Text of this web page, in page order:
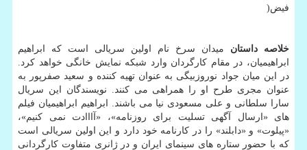
فیض)
خلاصه داستان میدان سرخ نام اولین سریالی است که ابراهیم
ابراهیمیان، در مقام کارگردان وارد شبکه نمایش خانگی خواهد کرد.
در این میان جواد نوروزبیگی به عنوان تهیه کننده و سعید صفرپور به
عنوان مجری طرح او را همراهی می کنند. نویسندگان این سریال
سارا سلطانی و علی مسعودی نیا می باشند. ابراهیم ابراهیمیان فیلم
های «ارسال آگهی تسلیت برای روزنامه»، «آااادت نمی کنیم»،
«پیلوت» و «دابلند» را در کارنامه خود دارد و این اولین سریالی است
که با حضور ستاره های سینمای ایران و در ژانری متفاوت کارگردانی